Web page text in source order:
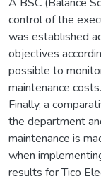
control of the
was established
objectives
possible to
maintenance costs.
Finally, a
the department
maintenance is
when
results for Tico